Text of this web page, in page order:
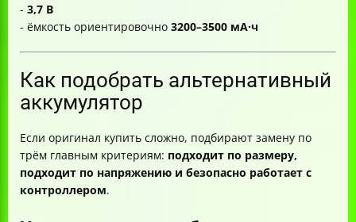
- 3,7 В
- ёмкость ориентировочно 3200–3500 мА·ч
Как подобрать альтернативный
аккумулятор
Если оригинал купить сложно, подбирают замену по
трём главным критериям: подходит по размеру,
подходит по напряжению и безопасно работает с
контроллером.